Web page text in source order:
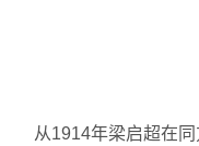
从1914年梁启超在